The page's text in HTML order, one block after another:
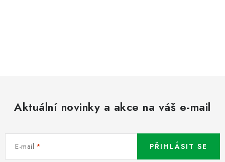
Aktuální novinky a akce na váš e-mail
E-mail PŘIHLÁSIT SE